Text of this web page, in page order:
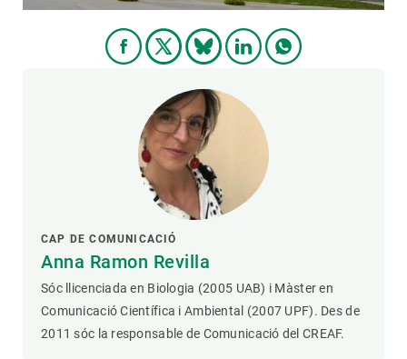
CAP DE COMUNICACIÓ
Anna Ramon Revilla
Sóc llicenciada en Biologia (2005 UAB) i Màster en
Comunicació Científica i Ambiental (2007 UPF). Des de
2011 sóc la responsable de Comunicació del CREAF.